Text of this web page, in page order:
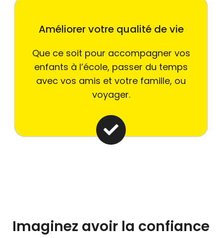
Améliorer votre qualité de vie
Que ce soit pour accompagner vos
enfants à l’école, passer du temps
avec vos amis et votre famille, ou
voyager.
Imaginez avoir la confiance